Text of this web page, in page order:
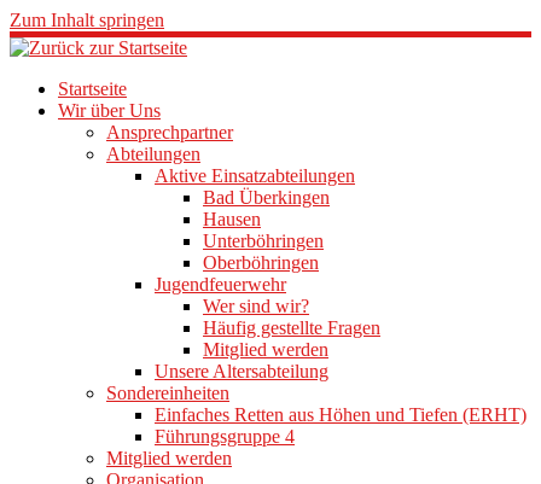
Zum Inhalt springen
Startseite
Wir über Uns
Ansprechpartner
Abteilungen
Aktive Einsatzabteilungen
Bad Überkingen
Hausen
Unterböhringen
Oberböhringen
Jugendfeuerwehr
Wer sind wir?
Häufig gestellte Fragen
Mitglied werden
Unsere Altersabteilung
Sondereinheiten
Einfaches Retten aus Höhen und Tiefen (ERHT)
Führungsgruppe 4
Mitglied werden
Organisation